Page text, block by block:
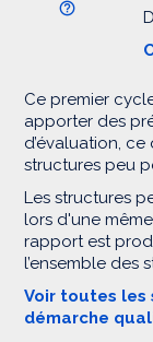
Ce premier
apporter des
d’évaluation,
structures peu
Les structures
lors d'une
rapport est
l’ensemble des
Voir toutes
démarche